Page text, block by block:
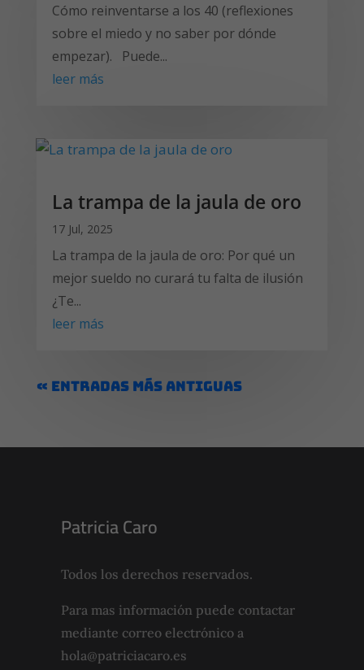
Cómo reinventarse a los 40 (reflexiones
sobre el miedo y no saber por dónde
empezar). Puede...
leer más
La trampa de la jaula de oro
17 Jul, 2025
La trampa de la jaula de oro: Por qué un
mejor sueldo no curará tu falta de ilusión
¿Te...
leer más
« Entradas más antiguas
Patricia Caro
Todos los derechos reservados.
Para mas información puede contactar
mediante correo electrónico a
hola@patriciacaro.es